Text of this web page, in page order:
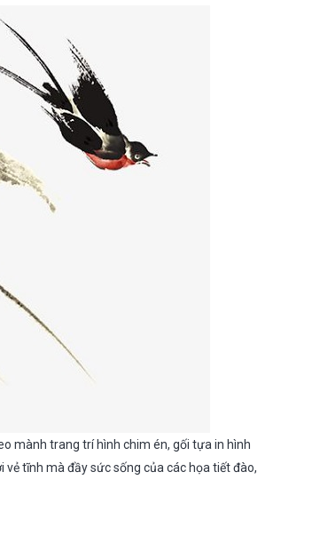
mành trang trí hình chim én, gối tựa in hình
tĩnh mà đầy sức sống của các họa tiết đào,